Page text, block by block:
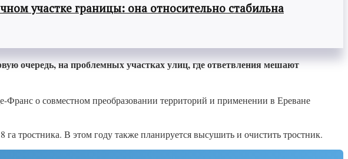
участке границы: она относительно стабильна
очередь, на проблемных участках улиц, где ответвления мешают
Франс о совместном преобразовании территорий и применении в Ереване
тростника. В этом году также планируется высушить и очистить тростник.